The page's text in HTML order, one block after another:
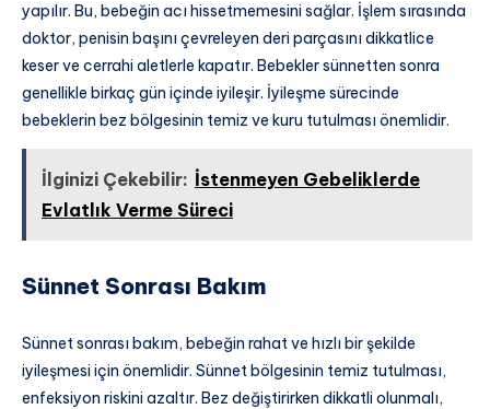
yapılır. Bu, bebeğin acı hissetmemesini sağlar. İşlem sırasında
doktor, penisin başını çevreleyen deri parçasını dikkatlice
keser ve cerrahi aletlerle kapatır. Bebekler sünnetten sonra
genellikle birkaç gün içinde iyileşir. İyileşme sürecinde
bebeklerin bez bölgesinin temiz ve kuru tutulması önemlidir.
İlginizi Çekebilir: İstenmeyen Gebeliklerde
Evlatlık Verme Süreci
Sünnet Sonrası Bakım
Sünnet sonrası bakım, bebeğin rahat ve hızlı bir şekilde
iyileşmesi için önemlidir. Sünnet bölgesinin temiz tutulması,
enfeksiyon riskini azaltır. Bez değiştirirken dikkatli olunmalı,